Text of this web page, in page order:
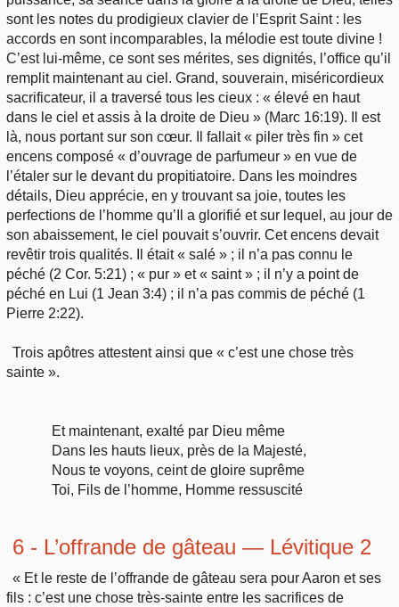
sont les notes du prodigieux clavier de l’Esprit Saint : les
accords en sont incomparables, la mélodie est toute divine !
C’est lui-même, ce sont ses mérites, ses dignités, l’office qu’il
remplit maintenant au ciel. Grand, souverain, miséricordieux
sacrificateur, il a traversé tous les cieux : « élevé en haut
dans le ciel et assis à la droite de Dieu » (Marc 16:19). Il est
là, nous portant sur son cœur. Il fallait « piler très fin » cet
encens composé « d’ouvrage de parfumeur » en vue de
l’étaler sur le devant du propitiatoire. Dans les moindres
détails, Dieu apprécie, en y trouvant sa joie, toutes les
perfections de l’homme qu’Il a glorifié et sur lequel, au jour de
son abaissement, le ciel pouvait s’ouvrir. Cet encens devait
revêtir trois qualités. Il était « salé » ; il n’a pas connu le
péché (2 Cor. 5:21) ; « pur » et « saint » ; il n’y a point de
péché en Lui (1 Jean 3:4) ; il n’a pas commis de péché (1
Pierre 2:22).
Trois apôtres attestent ainsi que « c’est une chose très
sainte ».
Et maintenant, exalté par Dieu même
Dans les hauts lieux, près de la Majesté,
Nous te voyons, ceint de gloire suprême
Toi, Fils de l’homme, Homme ressuscité
6 - L’offrande de gâteau — Lévitique 2
« Et le reste de l’offrande de gâteau sera pour Aaron et ses
fils : c’est une chose très-sainte entre les sacrifices de